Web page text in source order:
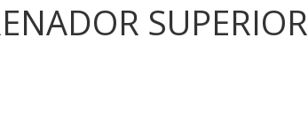
SUPERIOR